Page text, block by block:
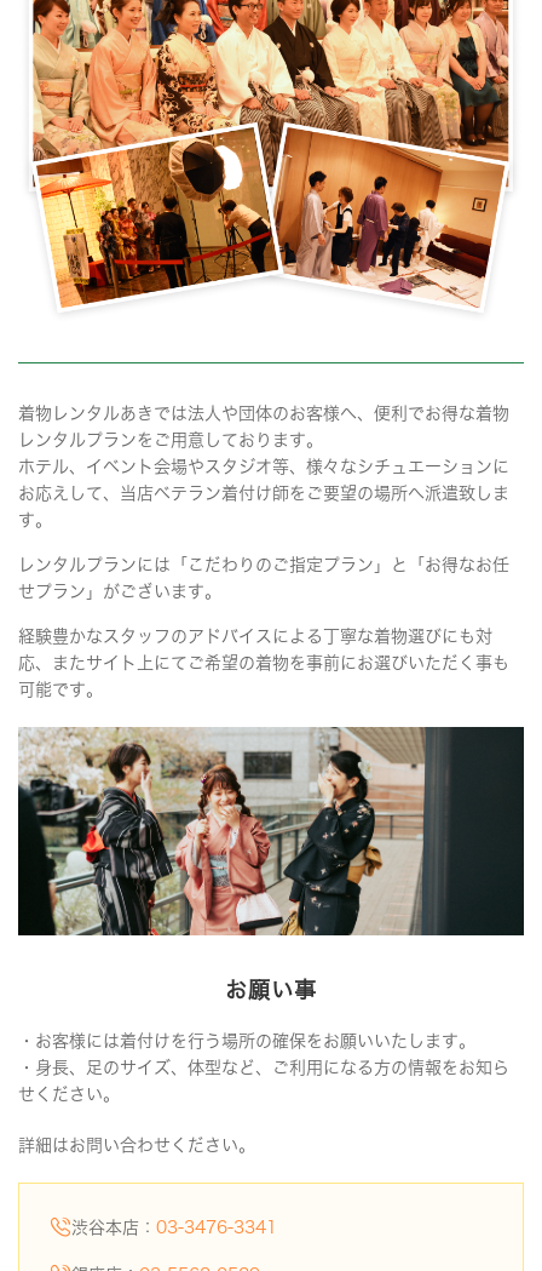
着物レンタルあきでは法人や団体のお客様へ、便利でお得な着物
レンタルプランをご用意しております。
ホテル、イベント会場やスタジオ等、様々なシチュエーションに
お応えして、当店ベテラン着付け師をご要望の場所へ派遣致しま
す。
レンタルプランには「こだわりのご指定プラン」と「お得なお任
せプラン」がございます。
経験豊かなスタッフのアドバイスによる丁寧な着物選びにも対
応、またサイト上にてご希望の着物を事前にお選びいただく事も
可能です。
お願い事
・ お客様には着付けを行う場所の確保をお願いいたします。
・ 身長、足のサイズ、体型など、ご利用になる方の情報をお知ら
せください。
詳細はお問い合わせください。
渋谷本店： 03-3476-3341